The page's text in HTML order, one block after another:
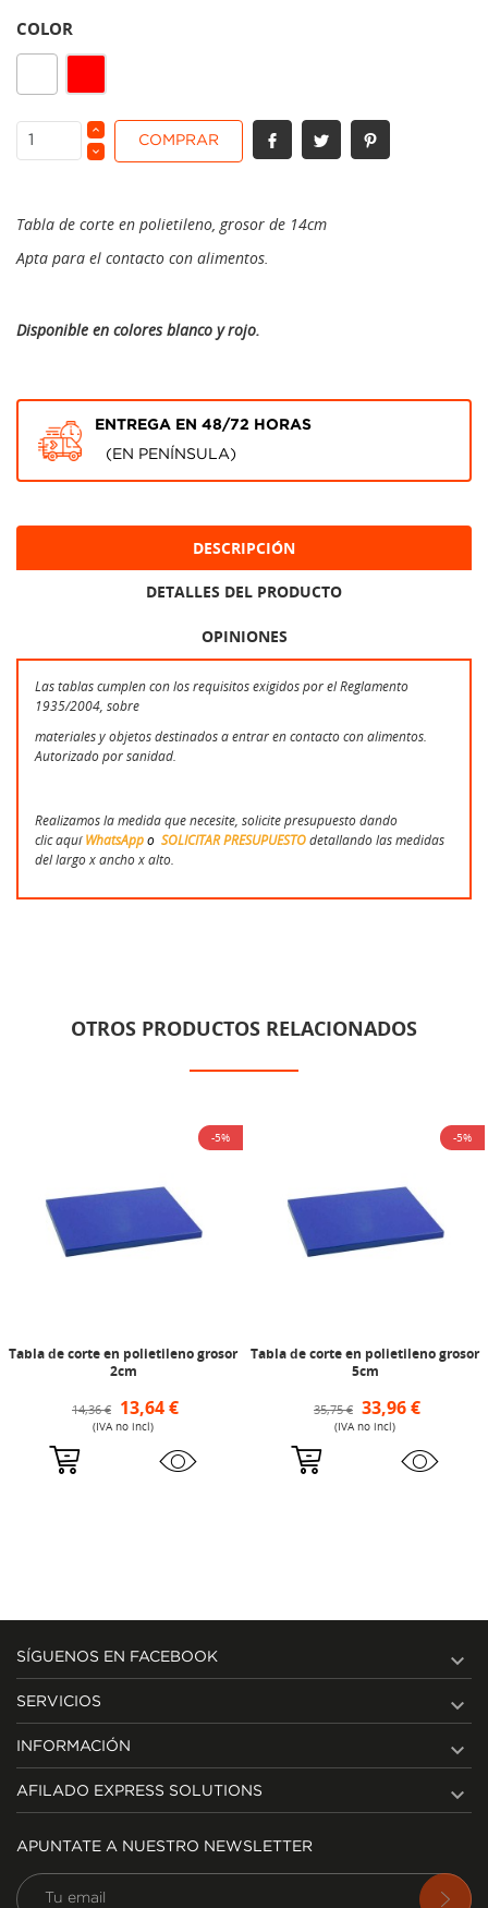
COLOR
COMPRAR
Tabla de corte en polietileno, grosor de 14cm
Apta para el contacto con alimentos.
Disponible en colores blanco y rojo.
ENTREGA EN 48/72 HORAS
(EN PENÍNSULA)
DESCRIPCIÓN
DETALLES DEL PRODUCTO
OPINIONES
Las tablas cumplen con los requisitos exigidos por el Reglamento
1935/2004, sobre
materiales y objetos destinados a entrar en contacto con alimentos.
Autorizado por sanidad.
Realizamos la medida que necesite, solicite presupuesto dando
clic aquí WhatsAppo SOLICITAR PRESUPUESTOdetallando las medidas
del largo x ancho x alto.
OTROS PRODUCTOS RELACIONADOS
-5%
Tabla de corte en polietileno grosor
2cm
14,36 € 13,64 €
(IVA no incl)
-5%
Tabla de corte en polietileno grosor
5cm
35,75 € 33,96 €
(IVA no incl)
SÍGUENOS EN FACEBOOK 
SERVICIOS 
INFORMACIÓN 
AFILADO EXPRESS SOLUTIONS 
APUNTATE A NUESTRO NEWSLETTER